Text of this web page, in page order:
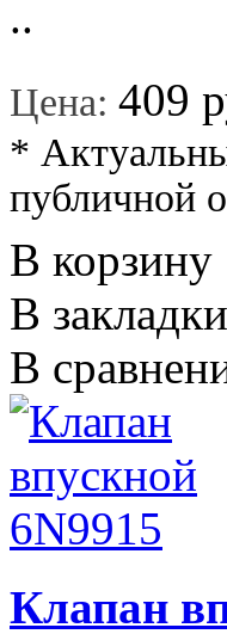
..
Цена: 409
*
публичной
В корзину
В закладки
В
Клапан